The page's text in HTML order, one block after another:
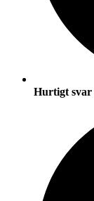
Hurtigt svar